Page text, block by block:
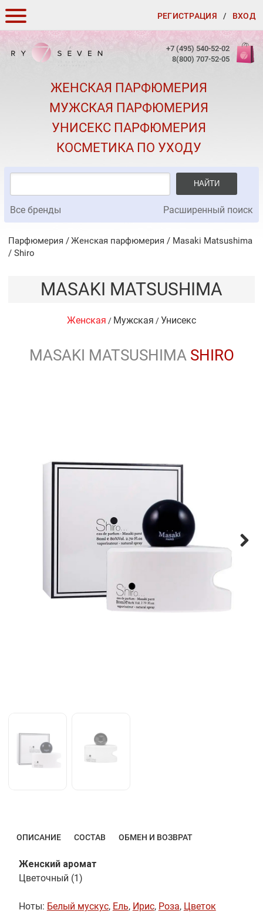
РЕГИСТРАЦИЯ / ВХОД
КАК ЗАКАЗАТЬ
СКИДКИ
КОНТАКТЫ
О КАЧЕСТВЕ
ПОДАРКИ К ЗАКАЗАМ
+7 (495) 540-52-02
8(800) 707-52-05
ЖЕНСКАЯ ПАРФЮМЕРИЯ
МУЖСКАЯ ПАРФЮМЕРИЯ
УНИСЕКС ПАРФЮМЕРИЯ
КОСМЕТИКА ПО УХОДУ
НАЙТИ
Все бренды Расширенный поиск
Парфюмерия Женская парфюмерия / Masaki Matsushima
/ Shiro
MASAKI MATSUSHIMA
Женская / Мужская /Унисекс
MASAKI MATSUSHIMASHIRO
ОПИСАНИЕ СОСТАВ ОБМЕН И ВОЗВРАТ
Женский аромат
Цветочный (1)
Ноты: Белый мускус, Ель, Ирис, Роза, Цветок